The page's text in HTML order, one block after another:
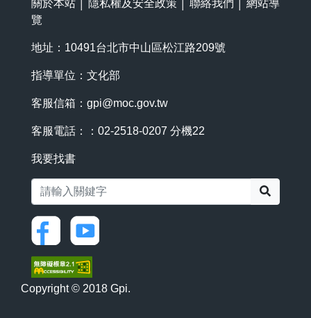
關於本站 隱私權及安全政策 聯絡我們
網站導
覽
地址：10491台北市中山區松江路209號
指導單位：文化部
客服信箱： gpi@moc.gov.tw
客服電話：：02-2518-0207 分機22
我要找書
Copyright © 2018 Gpi.